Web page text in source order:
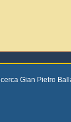
Gian Pietro